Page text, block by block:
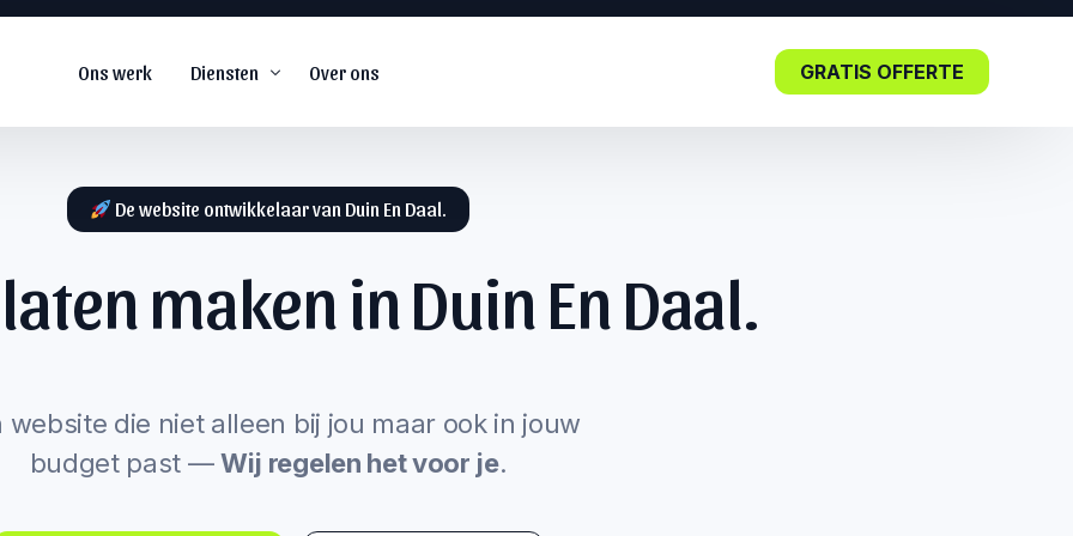
Ons werk Diensten
De #1web agency voor
snel groeiende
Lees nu: De impact van SEO in
Over ons GRATIS OFFERTE
De website ontwikkelaar van Duin En Daal.
maken in Duin En Daal.
website die niet alleen bij jou maar ook in jouw
budget past —Wij regelen het voor je.